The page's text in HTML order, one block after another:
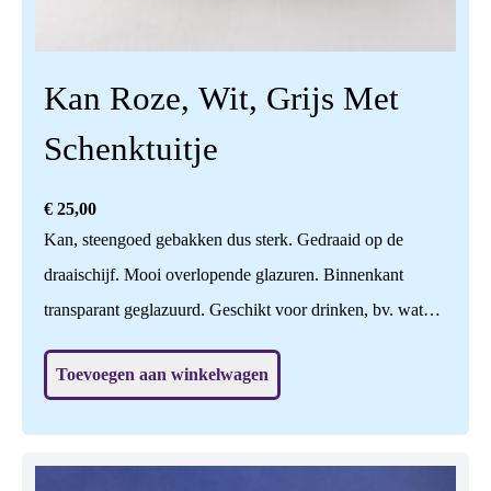
Kan Roze, Wit, Grijs Met
Schenktuitje
€ 25,00
Kan, steengoed gebakken dus sterk. Gedraaid op de
draaischijf. Mooi overlopende glazuren. Binnenkant
transparant geglazuurd. Geschikt voor drinken, bv. water,
zetten, of nog leuker zonder iets? Vaatwasbestendig. Prijs
Toevoegen aan winkelwagen